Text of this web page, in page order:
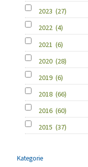
2023 (27)
2022 (4)
2021 (6)
2020 (28)
2019 (6)
2018 (66)
2016 (60)
2015 (37)
Kategorie